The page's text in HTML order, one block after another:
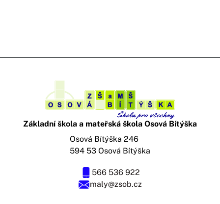
Základní škola a mateřská škola Osová Bítýška
maly@zsob.cz
566 536 922
Osová Bítýška 246
594 53 Osová Bítýška